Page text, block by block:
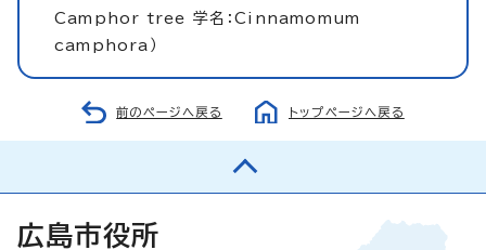
Camphor tree 学名：Cinnamomum
camphora）
前のページへ戻る トップページへ戻る
広島市役所